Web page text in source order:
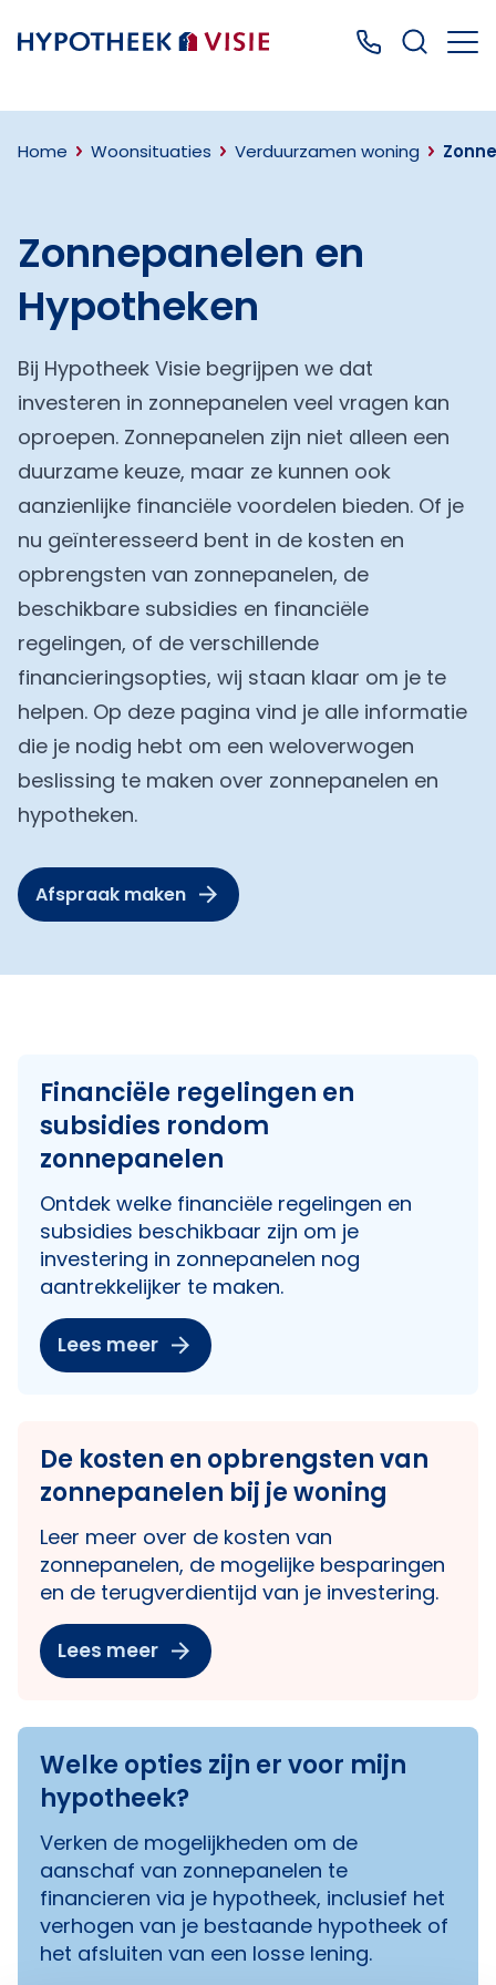
Terug naar home Bel ons: 0499
Home Woonsituaties Verduurzamen woning
Zonnepanelen en
Hypotheken
Bij Hypotheek Visie begrijpen we dat
investeren in zonnepanelen veel vragen kan
oproepen. Zonnepanelen zijn niet alleen een
duurzame keuze, maar ze kunnen ook
aanzienlijke financiële voordelen bieden. Of je
nu geïnteresseerd bent in de kosten en
opbrengsten van zonnepanelen, de
beschikbare subsidies en financiële
regelingen, of de verschillende
financieringsopties, wij staan klaar om je te
helpen. Op deze pagina vind je alle informatie
die je nodig hebt om een weloverwogen
beslissing te maken over zonnepanelen en
hypotheken.
Afspraak maken
Financiële regelingen en
subsidies rondom
zonnepanelen
Ontdek welke financiële regelingen en
subsidies beschikbaar zijn om je
investering in zonnepanelen nog
aantrekkelijker te maken.
Lees meer
De kosten en opbrengsten van
zonnepanelen bij je woning
Leer meer over de kosten van
zonnepanelen, de mogelijke besparingen
en de terugverdientijd van je investering.
Lees meer
Welke opties zijn er voor mijn
hypotheek?
Verken de mogelijkheden om de
aanschaf van zonnepanelen te
financieren via je hypotheek, inclusief het
verhogen van je bestaande hypotheek of
het afsluiten van een losse lening.